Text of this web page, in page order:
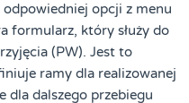
odpowiedniej opcji z menu
formularz, który służy do
(PW). Jest to
ramy dla realizowanej
dla dalszego przebiegu